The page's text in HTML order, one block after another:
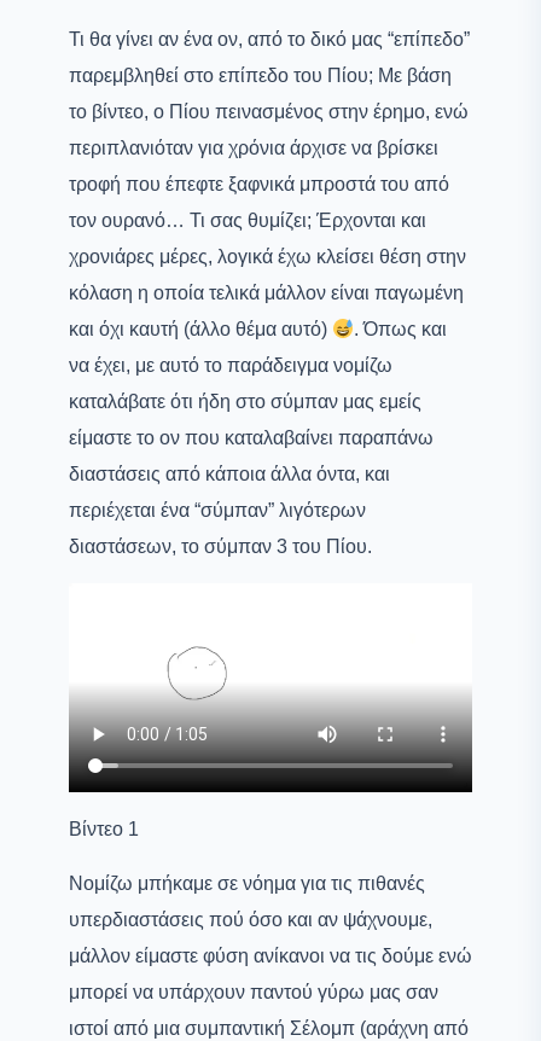
Τι θα γίνει αν ένα ον, από το δικό μας “επίπεδο”
παρεμβληθεί στο επίπεδο του Πίου; Με βάση
το βίντεο, ο Πίου πεινασμένος στην έρημο, ενώ
περιπλανιόταν για χρόνια άρχισε να βρίσκει
τροφή που έπεφτε ξαφνικά μπροστά του από
τον ουρανό… Τι σας θυμίζει; Έρχονται και
χρονιάρες μέρες, λογικά έχω κλείσει θέση στην
κόλαση η οποία τελικά μάλλον είναι παγωμένη
και όχι καυτή (άλλο θέμα αυτό)
. Όπως και
να έχει, με αυτό το παράδειγμα νομίζω
καταλάβατε ότι ήδη στο σύμπαν μας εμείς
είμαστε το ον που καταλαβαίνει παραπάνω
διαστάσεις από κάποια άλλα όντα, και
περιέχεται ένα “σύμπαν” λιγότερων
διαστάσεων, το σύμπαν 3 του Πίου.
Βίντεο 1
Νομίζω μπήκαμε σε νόημα για τις πιθανές
υπερδιαστάσεις πού όσο και αν ψάχνουμε,
μάλλον είμαστε φύση ανίκανοι να τις δούμε ενώ
μπορεί να υπάρχουν παντού γύρω μας σαν
ιστοί από μια συμπαντική Σέλομπ (αράχνη από